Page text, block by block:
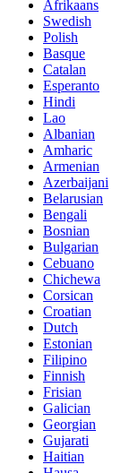
Afrikaans
Swedish
Polish
Basque
Catalan
Esperanto
Hindi
Lao
Albanian
Amharic
Armenian
Azerbaijani
Belarusian
Bengali
Bosnian
Bulgarian
Cebuano
Chichewa
Corsican
Croatian
Dutch
Estonian
Filipino
Finnish
Frisian
Galician
Georgian
Gujarati
Haitian